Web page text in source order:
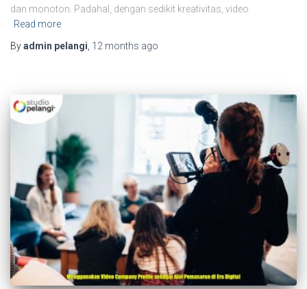
dan monoton. Padahal, dengan sedikit kreativitas, video
Read more
Byadmin pelangi 12 months ago